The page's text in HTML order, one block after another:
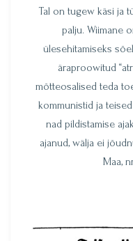
Tal on tugew käsi ja
palju. Wiimane
ülesehitamiseks
äraproowitud
mõtteosalised teda
kommunistid ja
nad pildistamise
ajanud, wälja ei
Maa,